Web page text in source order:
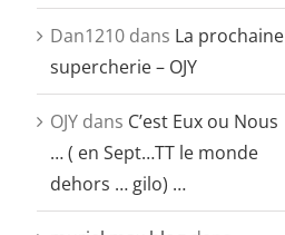
Dan1210dans La prochaine
supercherie – OJY
OJYdans C’est Eux ou Nous
… ( en Sept…TT le monde
dehors … gilo) …